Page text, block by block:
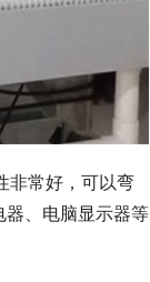
非常好，可以弯
、电脑显示器等